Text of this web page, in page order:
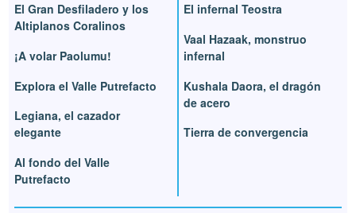
El Gran Desfiladero y los
Altiplanos Coralinos
¡A volar Paolumu!
Explora el Valle Putrefacto
Legiana, el cazador
elegante
Al fondo del Valle
Putrefacto
El infernal Teostra
Vaal Hazaak, monstruo
infernal
Kushala Daora, el dragón
de acero
Tierra de convergencia